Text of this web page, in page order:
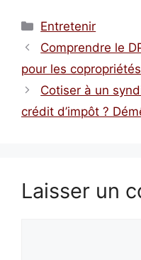
Catégories
Entretenir
Comprendre le
pour les copropriétés
Cotiser à un
crédit d’impôt ?
Laisser un